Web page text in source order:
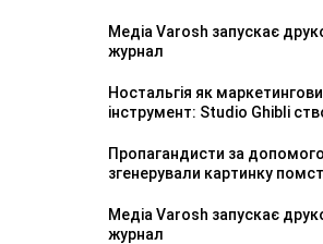
Медіа Varosh запускає
журнал
Ностальгія як
інструмент: Studio Ghibli
Пропагандисти за
згенерували картинку
Медіа Varosh запускає
журнал